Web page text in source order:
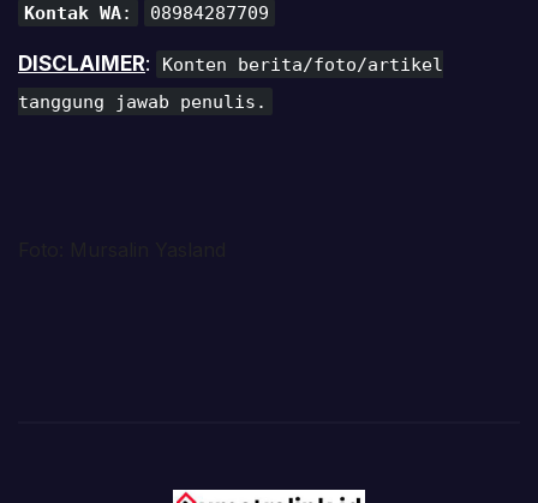
Kontak WA: 08984287709
DISCLAIMER:
Konten berita/foto/artikel
tanggung jawab penulis.